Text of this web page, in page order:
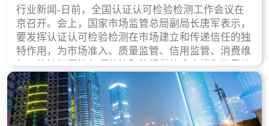
行业新闻-日前，全国认证认可检验检测工作会议在
京召开。会上，国家市场监管总局副局长唐军表示，
要发挥认证认可检验检测在市场建立和传递信任的独
特作用，为市场准入、质量监管、信用监管、消费维
权、执法打假等各项监管职能提供技术支撑和可靠依
据。